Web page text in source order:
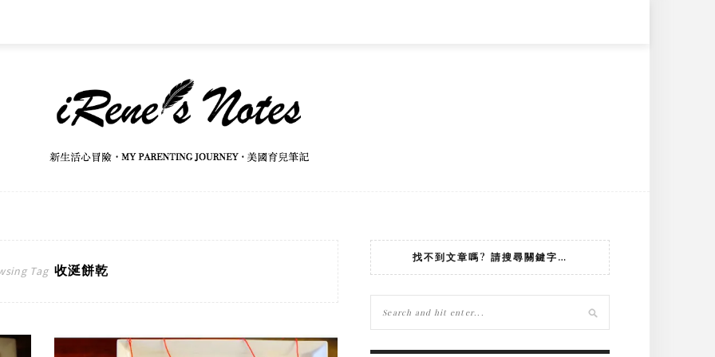
Tag 收涎餅乾
找不到文章嗎? 請搜尋關鍵字…